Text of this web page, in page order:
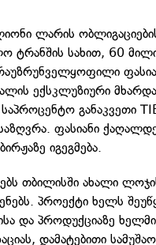
ლარის
ტრანშის სახით, 60
ექსკლუზიური
საპროცენტო განაკვეთი
ფასიანი
იგეგმება.
თბილისში ახალი
პროექტი ხელს
და პროდუქციაზე
დამატებითი